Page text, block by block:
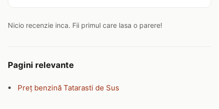
Nicio recenzie inca. Fii primul care lasa o parere!
Pagini relevante
Preț benzină Tatarasti de Sus